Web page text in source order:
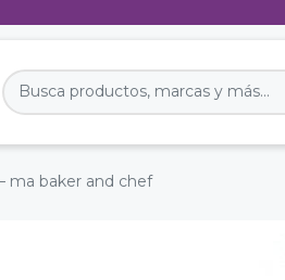
ma baker and chef